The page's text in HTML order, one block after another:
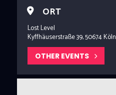
ORT
Lost Level
Kyffhäuserstraße 39, 50674 Köln
OTHER EVENTS